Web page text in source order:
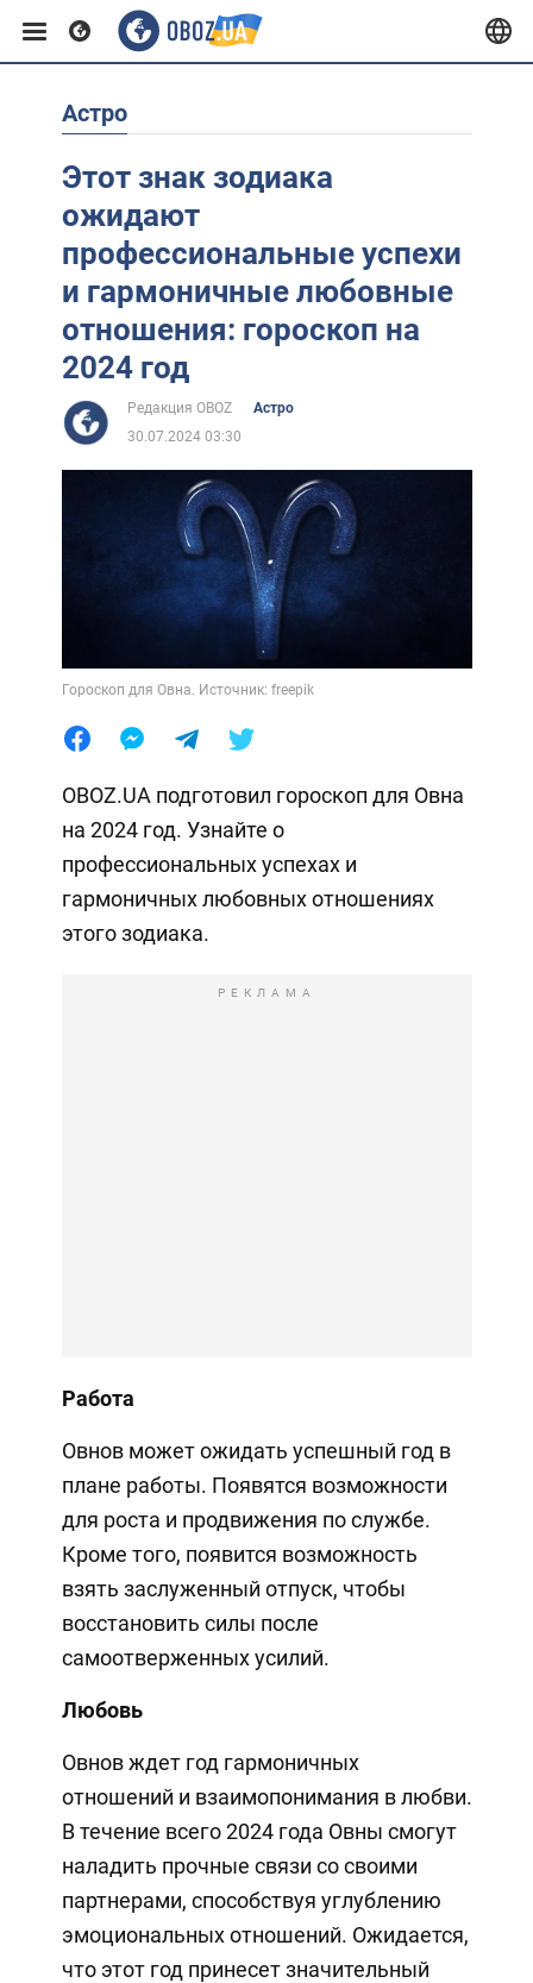
Европа
Азия
Африка
Жизнь
Астро
Этот знак зодиака
ожидают
профессиональные успехи
и гармоничные любовные
отношения: гороскоп на
2024 год
Редакция OBOZ
Астро
30.07.2024 03:30
Гороскоп для Овна. Источник: freepik
OBOZ.UA подготовил гороскоп для Овна
на 2024 год. Узнайте о
профессиональных успехах и
гармоничных любовных отношениях
этого зодиака.
РЕКЛАМА
Работа
Овнов может ожидать успешный год в
плане работы. Появятся возможности
для роста и продвижения по службе.
Кроме того, появится возможность
взять заслуженный отпуск, чтобы
восстановить силы после
самоотверженных усилий.
Любовь
Овнов ждет год гармоничных
отношений и взаимопонимания в любви.
В течение всего 2024 года Овны смогут
наладить прочные связи со своими
партнерами, способствуя углублению
эмоциональных отношений. Ожидается,
что этот год принесет значительный